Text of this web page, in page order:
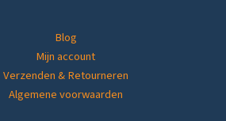
Blog
Mijn account
Verzenden & Retourneren
Algemene voorwaarden